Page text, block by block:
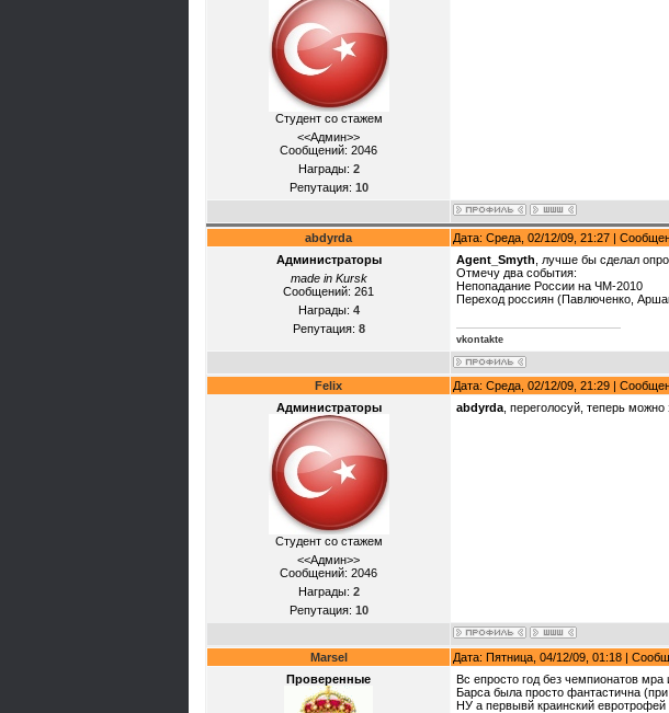
Студент со стажем
<<Админ>>
Сообщений: 2046
Награды: 2
Репутация: 10
abdyrda Дата: Среда, 02/12/09, 21:27 |
Администраторы
made in Kursk
Сообщений: 261
Награды: 4
Репутация: 8
Agent_Smyth , лучше бы сделал
Отмечу два события:
Непопадание России на ЧМ-2010
Переход россиян (Павлюченко,
vkontakte
Felix Дата: Среда, 02/12/09, 21:29 |
Администраторы
Студент со стажем
<<Админ>>
Сообщений: 2046
Награды: 2
Репутация: 10
abdyrda , переголосуй, теперь
Marsel Дата: Пятница, 04/12/09, 01:18 |
Проверенные
Вс епросто год без чемпионатов
Барса была просто фантастична
НУ а первывй краинский